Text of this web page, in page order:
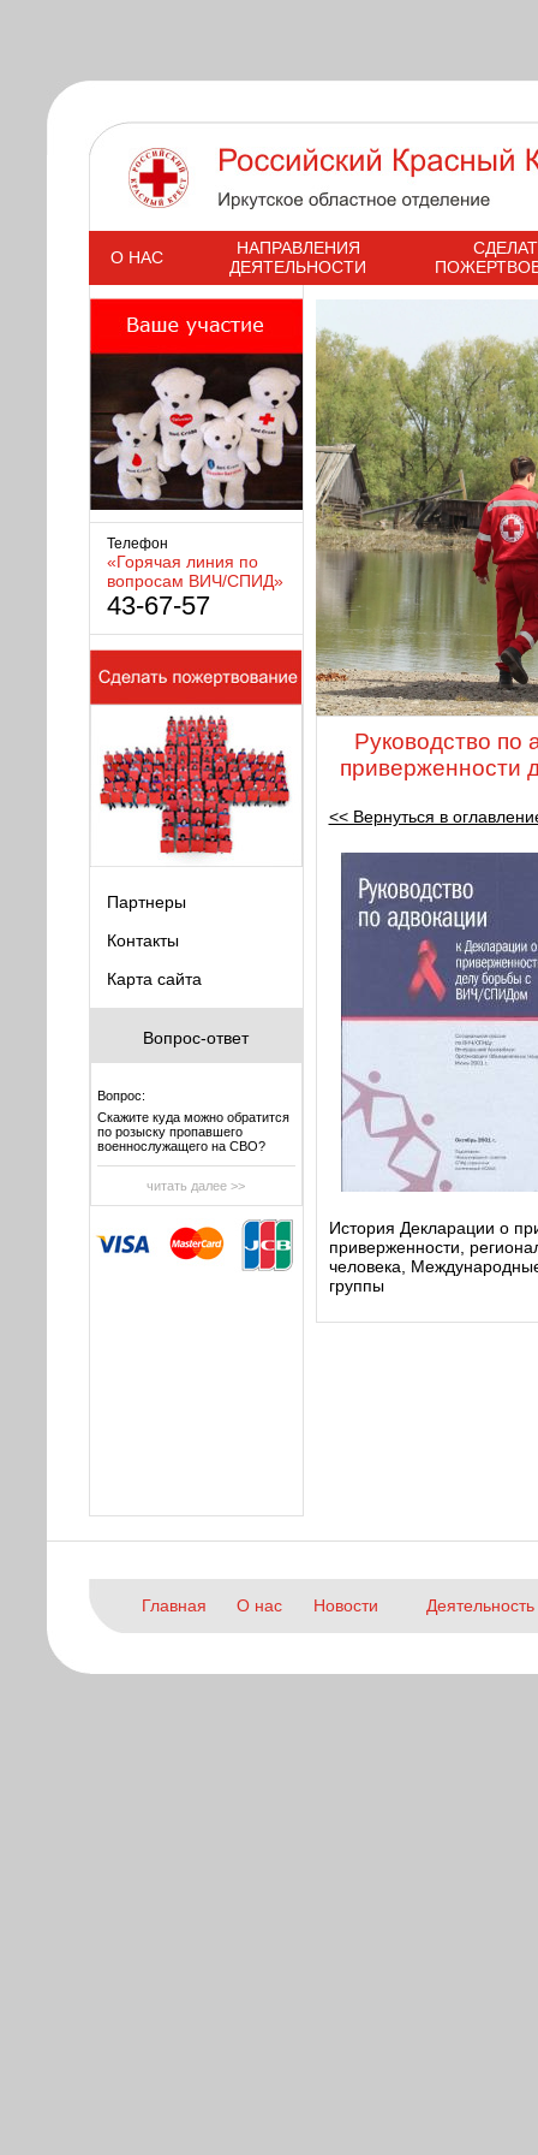
s
О НАС
НАПРАВЛЕНИЯ
ДЕЯТЕЛЬНОСТИ
Телефон
«Горячая линия по
вопросам ВИЧ/СПИД»
43-67-57
Партнеры
Контакты
Карта сайта
Вопрос-ответ
Вопрос:
Скажите куда можно обратится
по розыску пропавшего
военнослужащего на СВО?
читать далее >>
Руководство по
<< Вернуться в
История Декларации о
приверженности,
человека,
группы
Главная О нас Новости Деятельность